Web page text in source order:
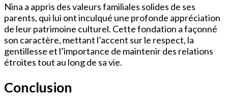
Nina a appris des valeurs familiales solides de ses
parents, qui lui ont inculqué une profonde appréciation
de leur patrimoine culturel. Cette fondation a façonné
son caractère, mettant l’accent sur le respect, la
gentillesse et l’importance de maintenir des relations
étroites tout au long de sa vie.
Conclusion